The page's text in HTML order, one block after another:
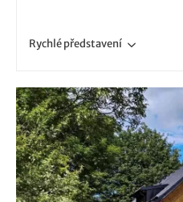
Rychlépředstavení